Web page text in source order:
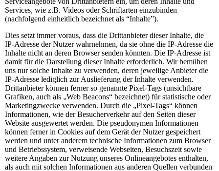
Services, wie z.B. Videos oder Schriftarten einzubinden
(nachfolgend einheitlich bezeichnet als “Inhalte”).
Dies setzt immer voraus, dass die Drittanbieter dieser Inhalte, die
IP-Adresse der Nutzer wahrnehmen, da sie ohne die IP-Adresse die
Inhalte nicht an deren Browser senden könnten. Die IP-Adresse ist
damit für die Darstellung dieser Inhalte erforderlich. Wir bemühen
uns nur solche Inhalte zu verwenden, deren jeweilige Anbieter die
IP-Adresse lediglich zur Auslieferung der Inhalte verwenden.
Drittanbieter können ferner so genannte Pixel-Tags (unsichtbare
Grafiken, auch als „Web Beacons“ bezeichnet) für statistische oder
Marketingzwecke verwenden. Durch die „Pixel-Tags“ können
Informationen, wie der Besucherverkehr auf den Seiten dieser
Website ausgewertet werden. Die pseudonymen Informationen
können ferner in Cookies auf dem Gerät der Nutzer gespeichert
werden und unter anderem technische Informationen zum Browser
und Betriebssystem, verweisende Webseiten, Besuchszeit sowie
weitere Angaben zur Nutzung unseres Onlineangebotes enthalten,
als auch mit solchen Informationen aus anderen Quellen verbunden